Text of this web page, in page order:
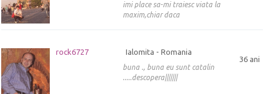
imi place sa-mi traiesc viata la
maxim,chiar daca
rock6727
36 ani
Ialomita - Romania
buna ., buna eu sunt catalin
.....descopera|||||||